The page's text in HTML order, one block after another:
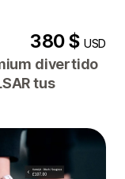
380 $USD
divertido
tus